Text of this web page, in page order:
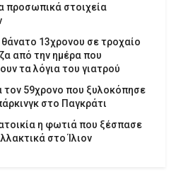
προσωπικά στοιχεία
13χρονου σε τροχαίο
από την ημέρα που
τα λόγια του γιατρού
τον 59χρονο που ξυλοκόπησε
στο Παγκράτι
η φωτιά που ξέσπασε
στο Ίλιον